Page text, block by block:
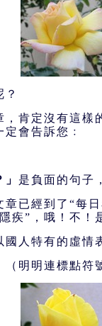
肯定沒有這樣
會告訴您﹕
是負面的句子
已經到了“每
疾”，哦！不！
人特有的虛情
（明明連標點符